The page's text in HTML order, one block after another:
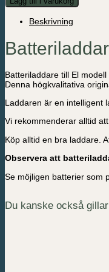
till
modell
Curve
&
mängd
Beskrivning
Batteriladdare till El
Denna högkvalitativa
Laddaren är en intelligent
Vi rekommenderar alltid
Köp alltid en bra laddare.
Observera att
Se möjligen batterier som
Du kanske också